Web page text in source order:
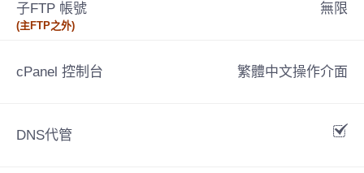
子FTP 帳號
(主FTP之外)
無限
cPanel 控制台 繁體中文操作介面
DNS代管